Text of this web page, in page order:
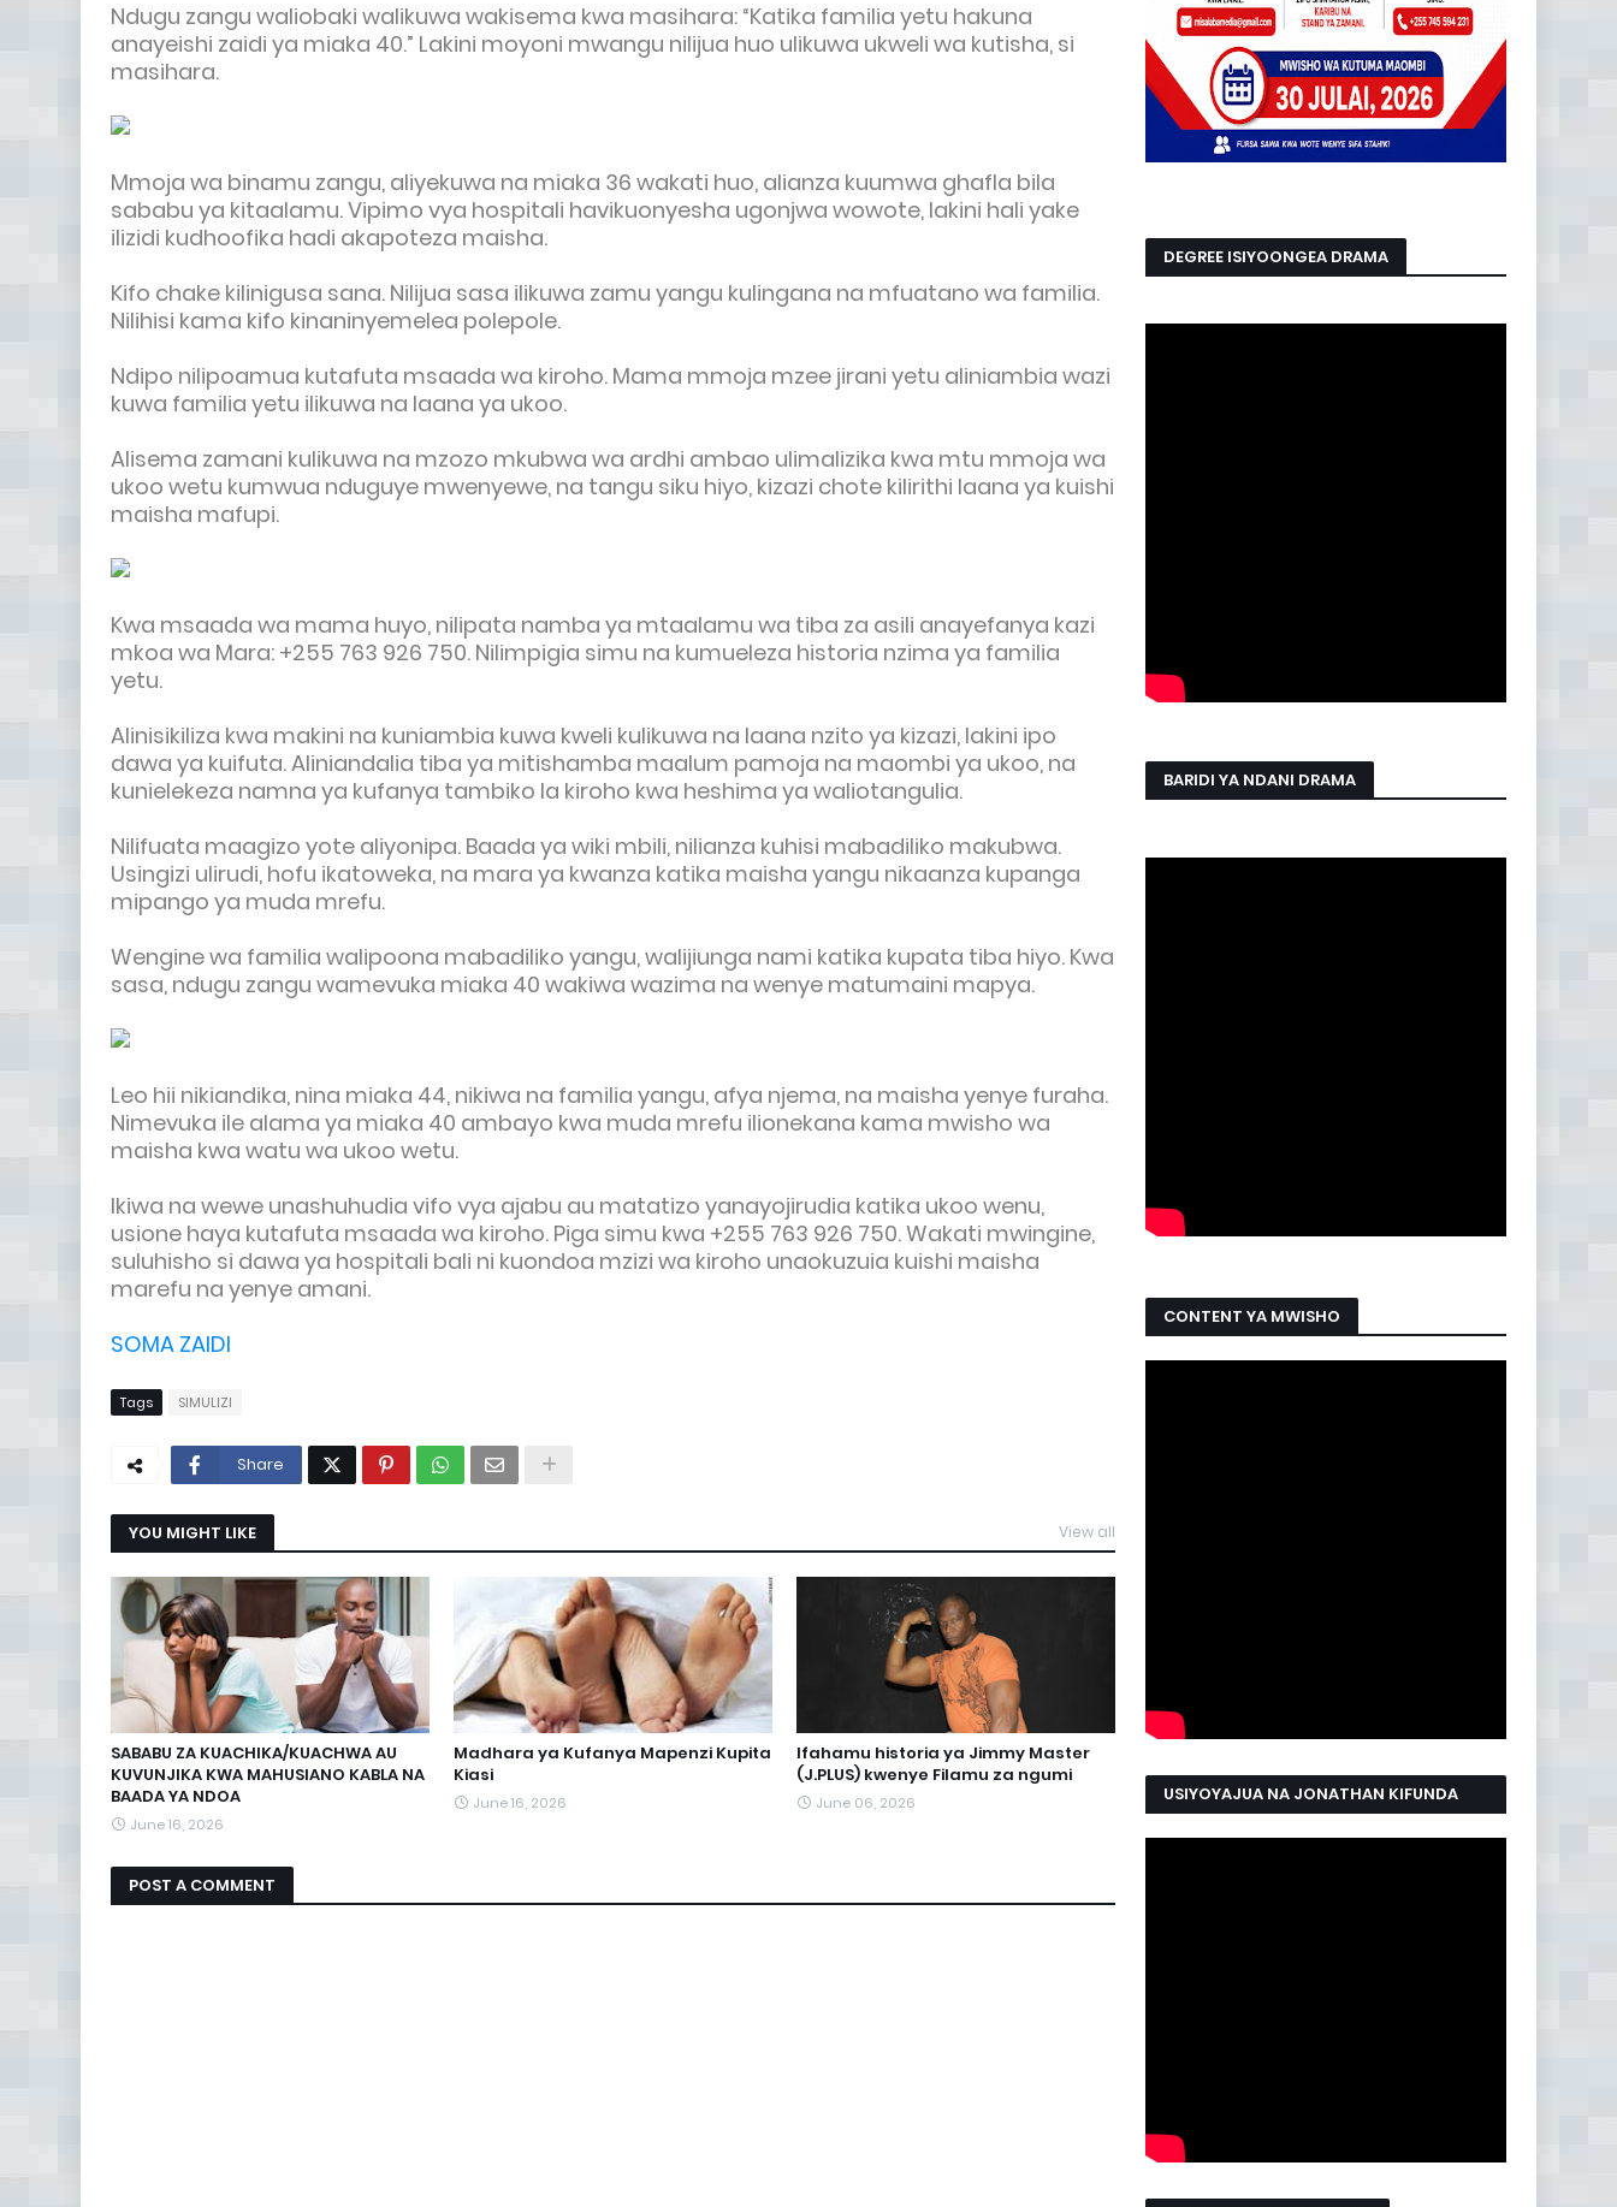
Ndugu zangu waliobaki walikuwa wakisema kwa masihara: “Katika familia yetu hakuna
anayeishi zaidi ya miaka 40.” Lakini moyoni mwangu nilijua huo ulikuwa ukweli wa kutisha, si
masihara.
Mmoja wa binamu zangu, aliyekuwa na miaka 36 wakati huo, alianza kuumwa ghafla bila
sababu ya kitaalamu. Vipimo vya hospitali havikuonyesha ugonjwa wowote, lakini hali yake
ilizidi kudhoofika hadi akapoteza maisha.
Kifo chake kilinigusa sana. Nilijua sasa ilikuwa zamu yangu kulingana na mfuatano wa familia.
Nilihisi kama kifo kinaninyemelea polepole.
Ndipo nilipoamua kutafuta msaada wa kiroho. Mama mmoja mzee jirani yetu aliniambia wazi
kuwa familia yetu ilikuwa na laana ya ukoo.
Alisema zamani kulikuwa na mzozo mkubwa wa ardhi ambao ulimalizika kwa mtu mmoja wa
ukoo wetu kumwua nduguye mwenyewe, na tangu siku hiyo, kizazi chote kilirithi laana ya kuishi
maisha mafupi.
Kwa msaada wa mama huyo, nilipata namba ya mtaalamu wa tiba za asili anayefanya kazi
mkoa wa Mara: +255 763 926 750. Nilimpigia simu na kumueleza historia nzima ya familia
yetu.
Alinisikiliza kwa makini na kuniambia kuwa kweli kulikuwa na laana nzito ya kizazi, lakini ipo
dawa ya kuifuta. Aliniandalia tiba ya mitishamba maalum pamoja na maombi ya ukoo, na
kunielekeza namna ya kufanya tambiko la kiroho kwa heshima ya waliotangulia.
Nilifuata maagizo yote aliyonipa. Baada ya wiki mbili, nilianza kuhisi mabadiliko makubwa.
Usingizi ulirudi, hofu ikatoweka, na mara ya kwanza katika maisha yangu nikaanza kupanga
mipango ya muda mrefu.
Wengine wa familia walipoona mabadiliko yangu, walijiunga nami katika kupata tiba hiyo. Kwa
sasa, ndugu zangu wamevuka miaka 40 wakiwa wazima na wenye matumaini mapya.
Leo hii nikiandika, nina miaka 44, nikiwa na familia yangu, afya njema, na maisha yenye furaha.
Nimevuka ile alama ya miaka 40 ambayo kwa muda mrefu ilionekana kama mwisho wa
maisha kwa watu wa ukoo wetu.
Ikiwa na wewe unashuhudia vifo vya ajabu au matatizo yanayojirudia katika ukoo wenu,
usione haya kutafuta msaada wa kiroho. Piga simu kwa +255 763 926 750. Wakati mwingine,
suluhisho si dawa ya hospitali bali ni kuondoa mzizi wa kiroho unaokuzuia kuishi maisha
marefu na yenye amani.
SOMA ZAIDI
Tags SIMULIZI
Share
YOU MIGHT LIKE View all
SABABU ZA KUACHIKA/KUACHWA AU
KUVUNJIKA KWA MAHUSIANO KABLA NA
BAADA YA NDOA
June 16, 2026
Madhara ya Kufanya Mapenzi Kupita
Kiasi
June 16, 2026
Ifahamu historia ya Jimmy Master
(J.PLUS) kwenye Filamu za ngumi
June 06, 2026
POST A COMMENT
DEGREE ISIYOONGEA DRAMA
BARIDI YA NDANI DRAMA
CONTENT YA MWISHO
USIYOYAJUA NA JONATHAN KIFUNDA
MANYAMA